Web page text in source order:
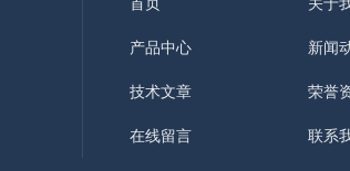
产品中心 新闻
技术文章 荣誉
在线留言 联系